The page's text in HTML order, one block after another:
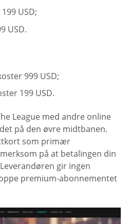
USD;
USD.
999 USD;
199 USD.
League med andre online
på den øvre midtbanen.
som primær
på at betalingen din
gir ingen
premium-abonnementet